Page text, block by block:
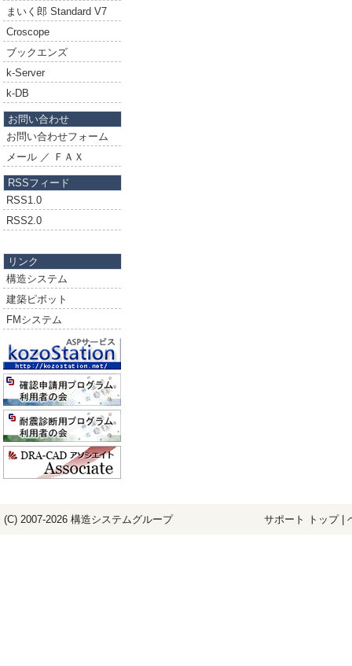
まいく郎 Standard V7
Croscope
ブックエンズ
k-Server
k-DB
お問い合わせ
お問い合わせフォーム
メール ／ ＦＡＸ
RSSフィード
RSS1.0
RSS2.0
リンク
構造システム
建築ピボット
FMシステム
(C) 2007-2026 構造システムグループ サポート トップ|